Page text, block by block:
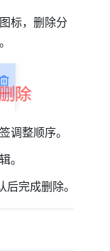
标，删除分
调整顺序。
。
完成删除。